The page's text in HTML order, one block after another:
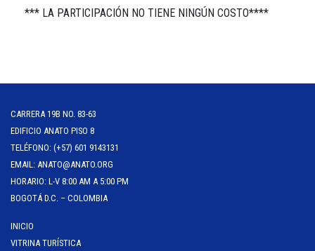
*** LA PARTICIPACIÓN NO TIENE NINGÚN COSTO****
CARRERA 19B NO. 83-63
EDIFICIO ANATO PISO 8
TELÉFONO: (+57) 601 9143131
EMAIL: ANATO@ANATO.ORG
HORARIO: L-V 8:00 AM A 5:00 PM
BOGOTÁ D.C. – COLOMBIA
INICIO
VITRINA TURÍSTICA